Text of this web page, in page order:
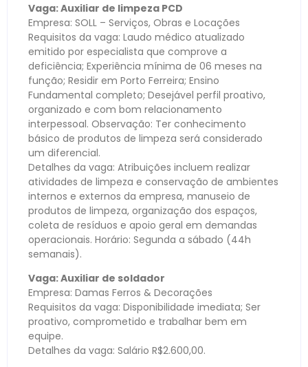
Vaga: Auxiliar de limpeza PCD
Empresa: SOLL – Serviços, Obras e Locações
Requisitos da vaga: Laudo médico atualizado
emitido por especialista que comprove a
deficiência; Experiência mínima de 06 meses na
função; Residir em Porto Ferreira; Ensino
Fundamental completo; Desejável perfil proativo,
organizado e com bom relacionamento
interpessoal. Observação: Ter conhecimento
básico de produtos de limpeza será considerado
um diferencial.
Detalhes da vaga: Atribuições incluem realizar
atividades de limpeza e conservação de ambientes
internos e externos da empresa, manuseio de
produtos de limpeza, organização dos espaços,
coleta de resíduos e apoio geral em demandas
operacionais. Horário: Segunda a sábado (44h
semanais).
Vaga: Auxiliar de soldador
Empresa: Damas Ferros & Decorações
Requisitos da vaga: Disponibilidade imediata; Ser
proativo, comprometido e trabalhar bem em
equipe.
Detalhes da vaga: Salário R$2.600,00.